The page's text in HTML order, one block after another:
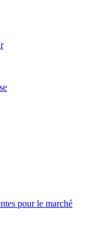
pour le marché